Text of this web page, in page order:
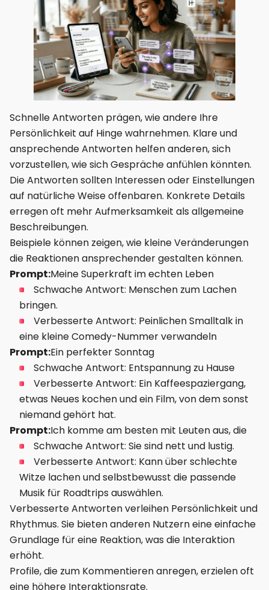
Schnelle Antworten prägen, wie andere Ihre
Persönlichkeit auf Hinge wahrnehmen. Klare und
ansprechende Antworten helfen anderen, sich
vorzustellen, wie sich Gespräche anfühlen könnten.
Die Antworten sollten Interessen oder Einstellungen
auf natürliche Weise offenbaren. Konkrete Details
erregen oft mehr Aufmerksamkeit als allgemeine
Beschreibungen.
Beispiele können zeigen, wie kleine Veränderungen
die Reaktionen ansprechender gestalten können.
Prompt:Meine Superkraft im echten Leben
Schwache Antwort: Menschen zum Lachen
bringen.
Verbesserte Antwort: Peinlichen Smalltalk in
eine kleine Comedy-Nummer verwandeln
Prompt:Ein perfekter Sonntag
Schwache Antwort: Entspannung zu Hause
Verbesserte Antwort: Ein Kaffeespaziergang,
etwas Neues kochen und ein Film, von dem sonst
niemand gehört hat.
Prompt:Ich komme am besten mit Leuten aus, die
Schwache Antwort: Sie sind nett und lustig.
Verbesserte Antwort: Kann über schlechte
Witze lachen und selbstbewusst die passende
Musik für Roadtrips auswählen.
Verbesserte Antworten verleihen Persönlichkeit und
Rhythmus. Sie bieten anderen Nutzern eine einfache
Grundlage für eine Reaktion, was die Interaktion
erhöht.
Profile, die zum Kommentieren anregen, erzielen oft
eine höhere Interaktionsrate.